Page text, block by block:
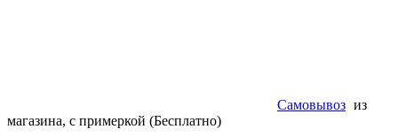
Самовывоз из
магазина, с примеркой (Бесплатно)